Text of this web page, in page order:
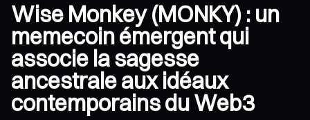
Wise Monkey (MONKY) : un
memecoin émergent qui
associe la sagesse
ancestrale aux idéaux
contemporains du Web3